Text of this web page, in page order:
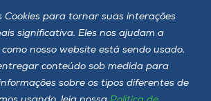
Cookies para tornar suas interações
significativa. Eles nos ajudam a
nosso website está sendo usado,
conteúdo sob medida para
sobre os tipos diferentes de